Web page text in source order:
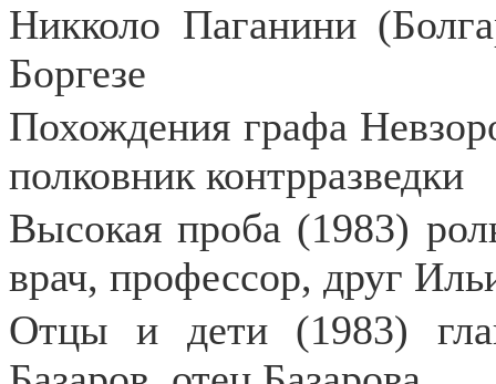
Никколо Паганини
Боргезе
Похождения графа
полковник контрразведки
Высокая проба (1983)
врач, профессор, друг
Отцы и дети (1983)